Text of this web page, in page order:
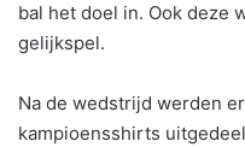
bal het doel in. Ook deze
gelijkspel.
Na de wedstrijd werden
kampioensshirts